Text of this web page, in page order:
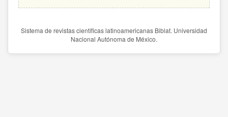
Sistema de revistas científicas latinoamericanas Biblat. Universidad
Nacional Autónoma de México.